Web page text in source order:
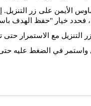
التنزيل مع الاستمرار
واستمر في الضغط عليه